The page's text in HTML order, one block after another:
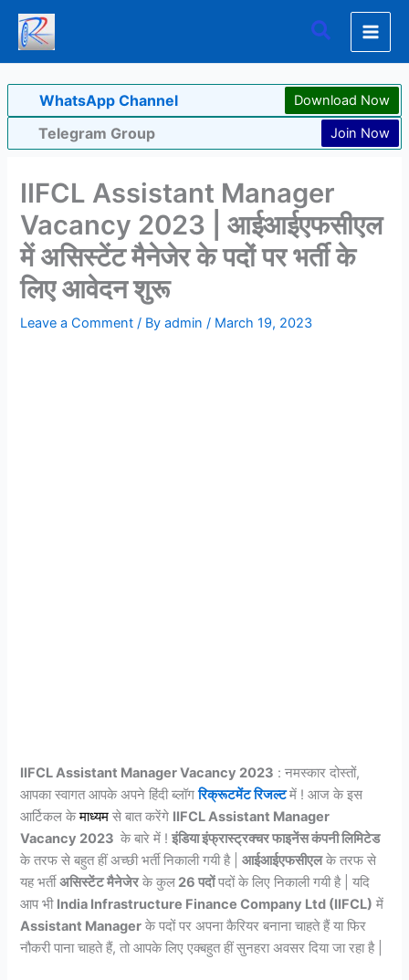
Skip
content
Search
WhatsApp Channel Download Now
Telegram Group Join Now
IIFCL Assistant Manager
Vacancy 2023 | आईआईएफसीएल
में असिस्टेंट मैनेजेर के पदों पर भर्ती के
लिए आवेदन शुरू
Leave a Comment / Byadmin/ March 19, 2023
IIFCL Assistant Manager Vacancy 2023 : नमस्कार दोस्तों,
आपका स्वागत आपके अपने हिंदी ब्लॉगरिक्रूटमेंट रिजल्टमें ! आज के इस
आर्टिकल केमाध्यमसे बात करेंगे IIFCL Assistant Manager
Vacancy 2023 के बारे में !इंडिया इंफ्रास्ट्रक्चर फाइनेंस कंपनी लिमिटेड
के तरफ से बहुत हीं अच्छी भर्ती निकाली गयी है |आईआईएफसीएलके तरफ से
यह भर्तीअसिस्टेंट मैनेजेरके कुल 26 पदोंपदों के लिए निकाली गयी है | यदि
आप भी India Infrastructure Finance Company Ltd (IIFCL) में
Assistant Manager के पदों पर अपना कैरियर बनाना चाहते हैं या फिर
नौकरी पाना चाहते हैं, तो आपके लिए एक्बहुत हीं सुनहरा अवसर दिया जा रहा है |